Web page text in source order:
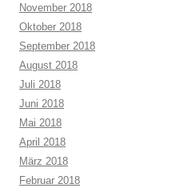
November 2018
Oktober 2018
September 2018
August 2018
Juli 2018
Juni 2018
Mai 2018
April 2018
März 2018
Februar 2018